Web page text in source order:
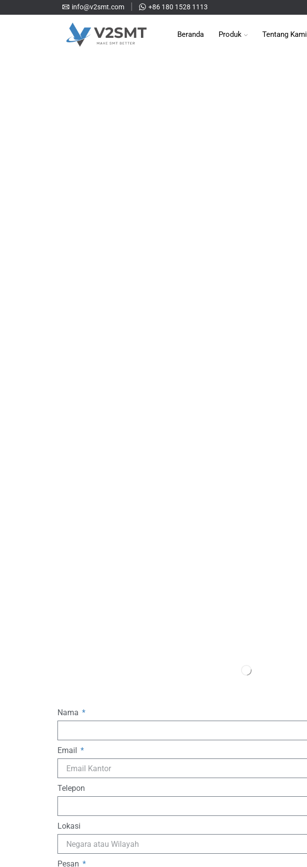
info@v2smt.com +86 180 1528 1113
Beranda Produk Tentang Kami
Nama
Email
Telepon
Lokasi
Pesan